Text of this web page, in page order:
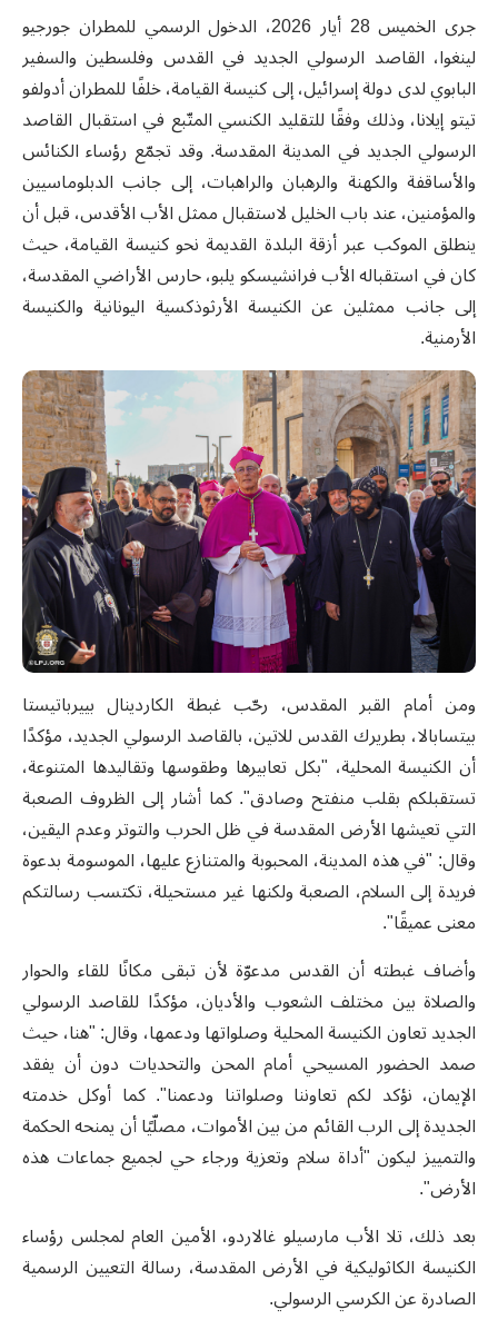
جرى الخميس 28 أيار 2026، الدخول الرسمي للمطران جورجيو
لينغوا، القاصد الرسولي الجديد في القدس وفلسطين والسفير
البابوي لدى دولة إسرائيل، إلى كنيسة القيامة، خلفًا للمطران أدولفو
تيتو إيلانا، وذلك وفقًا للتقليد الكنسي المتّبع في استقبال القاصد
الرسولي الجديد في المدينة المقدسة. وقد تجمّع رؤساء الكنائس
والأساقفة والكهنة والرهبان والراهبات، إلى جانب الدبلوماسيين
والمؤمنين، عند باب الخليل لاستقبال ممثل الأب الأقدس، قبل أن
ينطلق الموكب عبر أزقة البلدة القديمة نحو كنيسة القيامة، حيث
كان في استقباله الأب فرانشيسكو يلبو، حارس الأراضي المقدسة،
إلى جانب ممثلين عن الكنيسة الأرثوذكسية اليونانية والكنيسة
الأرمنية.
ومن أمام القبر المقدس، رحّب غبطة الكاردينال بييرباتيستا
بيتسابالا، بطريرك القدس للاتين، بالقاصد الرسولي الجديد، مؤكدًا
أن الكنيسة المحلية، "بكل تعابيرها وطقوسها وتقاليدها المتنوعة،
تستقبلكم بقلب منفتح وصادق". كما أشار إلى الظروف الصعبة
التي تعيشها الأرض المقدسة في ظل الحرب والتوتر وعدم اليقين،
وقال: "في هذه المدينة، المحبوبة والمتنازع عليها، الموسومة بدعوة
فريدة إلى السلام، الصعبة ولكنها غير مستحيلة، تكتسب رسالتكم
معنى عميقًا".
وأضاف غبطته أن القدس مدعوّة لأن تبقى مكانًا للقاء والحوار
والصلاة بين مختلف الشعوب والأديان، مؤكدًا للقاصد الرسولي
الجديد تعاون الكنيسة المحلية وصلواتها ودعمها، وقال: "هنا، حيث
صمد الحضور المسيحي أمام المحن والتحديات دون أن يفقد
الإيمان، نؤكد لكم تعاوننا وصلواتنا ودعمنا". كما أوكل خدمته
الجديدة إلى الرب القائم من بين الأموات، مصلّيًا أن يمنحه الحكمة
والتمييز ليكون "أداة سلام وتعزية ورجاء حي لجميع جماعات هذه
الأرض".
بعد ذلك، تلا الأب مارسيلو غالاردو، الأمين العام لمجلس رؤساء
الكنيسة الكاثوليكية في الأرض المقدسة، رسالة التعيين الرسمية
الصادرة عن الكرسي الرسولي.